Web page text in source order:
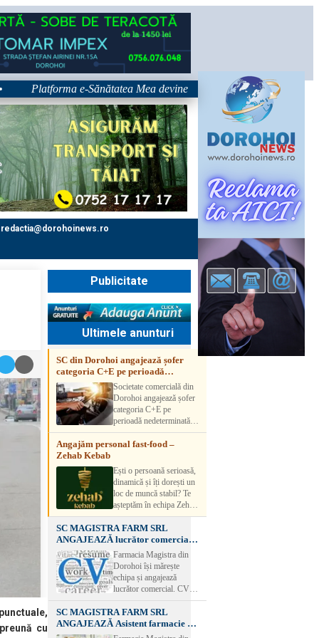
Platforma e-Sănătatea Mea devine disponibilă pe 1 septembrie:
redactia@dorohoinews.ro
cu
Publicitate
Ultimele anunturi
SC din Dorohoi angajează șofer
categoria C+E pe perioadă
nedeterminatăSocietate comercială din
Dorohoi angajează șofer
categoria C+E pe
perioadă nedeterminată.
Candidatul trebuie să
aibă experiență și atestat
detalii, vă rog să sunați la
numărul de telefon.
Angajăm personal fast-food –
Zehab Kebab
Ești o persoană serioasă,
dinamică și îți dorești un
loc de muncă stabil? Te
așteptăm în echipa Zehab
Kebab! Posturi
disponibile: -
SHAORMAR AJUTOR
BUCATAR 2/posturi -
LUCRATOR
COMERCIAL
VANZATOR /2 posturi
muncă Program flexibil
Salariu motivant, în
funcție de experienț
SC MAGISTRA FARM SRL
ANGAJEAZĂ lucrător comercial –
DOROHOI
Farmacia Magistra din
Dorohoi își mărește
echipa și angajează
lucrător comercial. CV-
urile se pot depune: * la
sediul Farmaciei
Magistra – Bulevardul
Victoriei nr. 23, Dorohoi
SC MAGISTRA FARM SRL
ANGAJEAZĂ Asistent farmacie –
DOROHOI